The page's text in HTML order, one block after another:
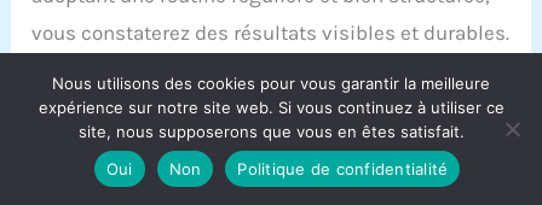
vous constaterez des résultats visibles et durables.
conseils et redécouvrir le plaisir de l’entraînement
à domicile.
Nous utilisons des cookies pour vous garantir la meilleure
expérience sur notre site web. Si vous continuez à utiliser ce
site, nous supposerons que vous en êtes satisfait.
Oui
Non Politique de confidentialité